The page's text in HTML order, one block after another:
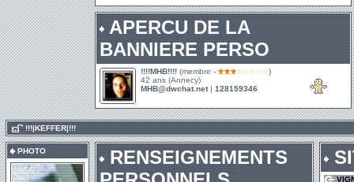
APERCU DE LA
BANNIERE PERSO
!!!!MHB!!!! (membre -
)
42 ans (Annecy)
MHB@dwchat.net| 128159346
!!!|KEFFER|!!!
PHOTO
RENSEIGNEMENTS